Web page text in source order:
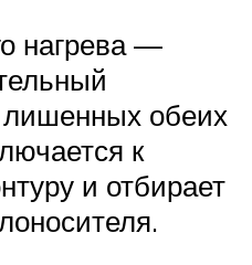
нагрева —
лишенных обеих
к
и отбирает